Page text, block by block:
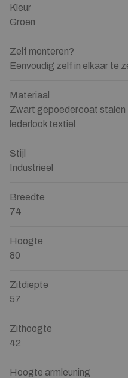
Kleur
Groen
Zelf monteren?
Eenvoudig zelf in elkaar te
Materiaal
Zwart gepoedercoat stalen
lederlook textiel
Stijl
Industrieel
Breedte
74
Hoogte
80
Zitdiepte
57
Zithoogte
42
Hoogte armleuning